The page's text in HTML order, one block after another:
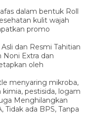
dalam bentuk Roll
kulit wajah
promo
dan Resmi Tahitian
Noni Extra dan
oleh
menyaring mikroba,
pestisida, logam
Menghilangkan
Tidak ada BPS, Tanpa